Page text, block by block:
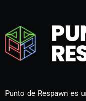
Punto de Respawn es